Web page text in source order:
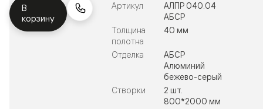
В
корзину
Артикул
АЛПР 040.04
АБСР
Толщина
полотна
40 мм
Отделка
АБСР
Алюминий
бежево-серый
Створки
2 шт.
800*2000 мм